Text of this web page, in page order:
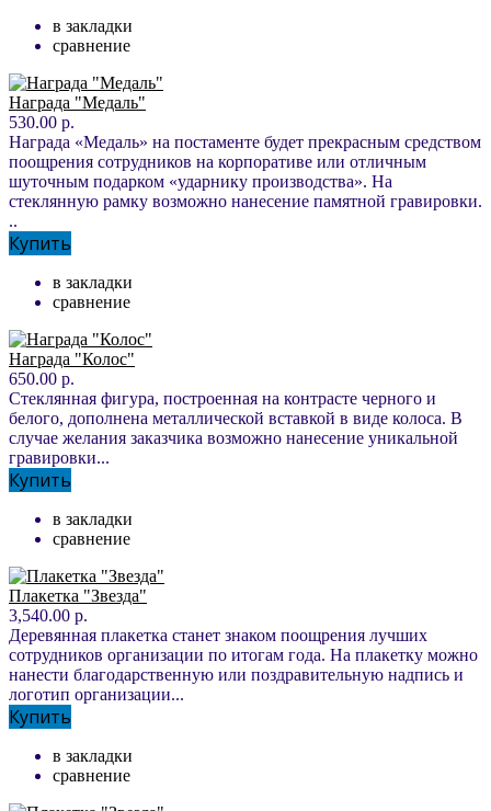
в закладки
сравнение
Награда "Медаль"
530.00 р.
Награда «Медаль» на постаменте будет прекрасным средством
поощрения сотрудников на корпоративе или отличным
шуточным подарком «ударнику производства». На
стеклянную рамку возможно нанесение памятной гравировки.
..
Купить
в закладки
сравнение
Награда "Колос"
650.00 р.
Стеклянная фигура, построенная на контрасте черного и
белого, дополнена металлической вставкой в виде колоса. В
случае желания заказчика возможно нанесение уникальной
гравировки...
Купить
в закладки
сравнение
Плакетка "Звезда"
3,540.00 р.
Деревянная плакетка станет знаком поощрения лучших
сотрудников организации по итогам года. На плакетку можно
нанести благодарственную или поздравительную надпись и
логотип организации...
Купить
в закладки
сравнение